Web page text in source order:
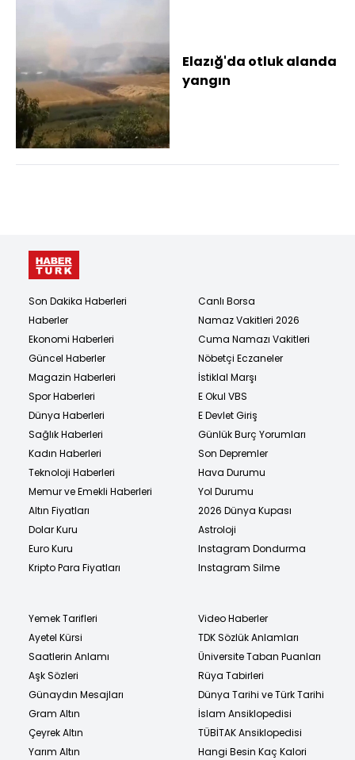
Elazığ'da otluk alanda
yangın
Son Dakika Haberleri
Haberler
Ekonomi Haberleri
Güncel Haberler
Magazin Haberleri
Spor Haberleri
Dünya Haberleri
Sağlık Haberleri
Kadın Haberleri
Teknoloji Haberleri
Memur ve Emekli Haberleri
Altın Fiyatları
Dolar Kuru
Euro Kuru
Kripto Para Fiyatları
Canlı Borsa
Namaz Vakitleri 2026
Cuma Namazı Vakitleri
Nöbetçi Eczaneler
İstiklal Marşı
E Okul VBS
E Devlet Giriş
Günlük Burç Yorumları
Son Depremler
Hava Durumu
Yol Durumu
2026 Dünya Kupası
Astroloji
Instagram Dondurma
Instagram Silme
Yemek Tarifleri
Ayetel Kürsi
Saatlerin Anlamı
Aşk Sözleri
Günaydın Mesajları
Gram Altın
Çeyrek Altın
Yarım Altın
Video Haberler
TDK Sözlük Anlamları
Üniversite Taban Puanları
Rüya Tabirleri
Dünya Tarihi ve Türk Tarihi
İslam Ansiklopedisi
TÜBİTAK Ansiklopedisi
Hangi Besin Kaç Kalori